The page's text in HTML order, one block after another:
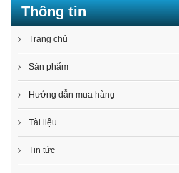
Thông tin
Trang chủ
Sản phẩm
Hướng dẫn mua hàng
Tài liệu
Tin tức